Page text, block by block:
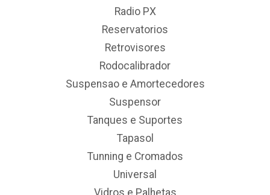
Radio PX
Reservatorios
Retrovisores
Rodocalibrador
Suspensao e Amortecedores
Suspensor
Tanques e Suportes
Tapasol
Tunning e Cromados
Universal
Vidros e Palhetas